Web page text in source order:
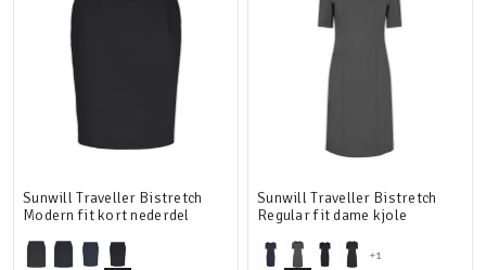
Sunwill Traveller Bistretch
Modern fit kort nederdel
+1
Sunwill Traveller Bistretch
Regular fit dame kjole